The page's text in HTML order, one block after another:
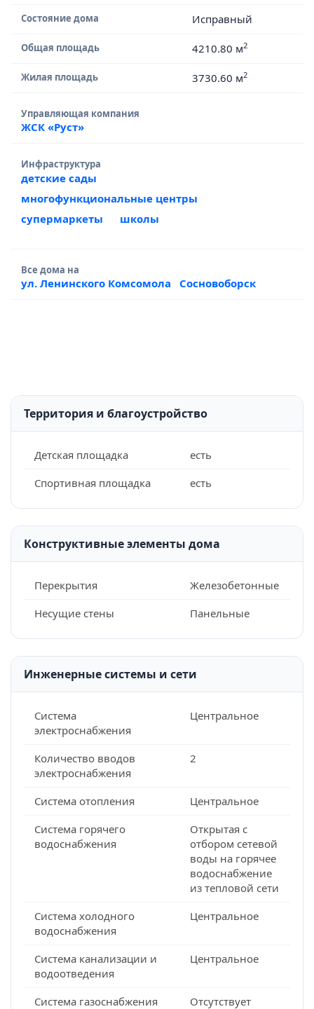
Состояние дома Исправный
Общая площадь 4210.80 м2
Жилая площадь 3730.60 м2
Управляющая компания
ЖСК «Руст»
Инфраструктура
детские сады
многофункциональные центры
супермаркеты
школы
Все дома на
ул. Ленинского Комсомола Сосновоборск
Территория и благоустройство
Детская площадка
есть
Спортивная площадка
есть
Конструктивные элементы дома
Перекрытия
Железобетонные
Несущие стены
Панельные
Инженерные системы и сети
Система
электроснабжения
Центральное
Количество вводов
электроснабжения
2
Система отопления
Центральное
Система горячего
водоснабжения
Открытая с
отбором сетевой
воды на горячее
водоснабжение
из тепловой сети
Система холодного
водоснабжения
Центральное
Система канализации и
водоотведения
Центральное
Система газоснабжения
Отсутствует